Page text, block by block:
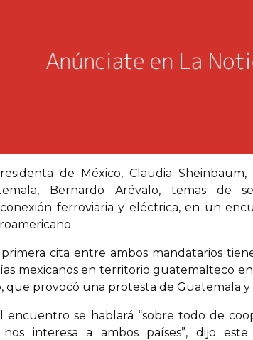
de México, Claudia
Bernardo Arévalo, temas de
ferroviaria y eléctrica, en un
primera cita entre ambos mandatarios
mexicanos en territorio guatemalteco
que provocó una protesta de Guatemala
encuentro se hablará “sobre todo de
interesa a ambos países”, dijo